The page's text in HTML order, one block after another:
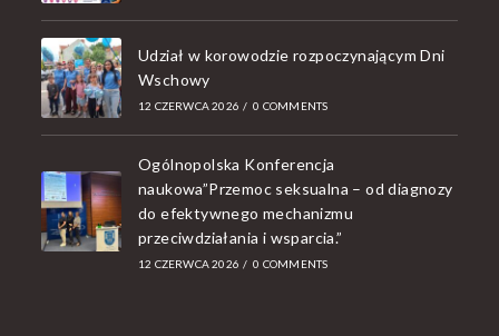
Udział w korowodzie rozpoczynającym Dni
Wschowy
12 CZERWCA 2026 / 0 COMMENTS
Ogólnopolska Konferencja
naukowa”Przemoc seksualna – od diagnozy
do efektywnego mechanizmu
przeciwdziałania i wsparcia.”
12 CZERWCA 2026 / 0 COMMENTS